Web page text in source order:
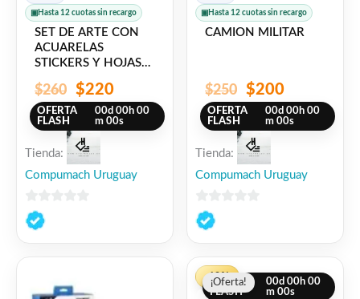
▣ Hasta 12 cuotas sin recargo
SET DE ARTE CON
ACUARELAS
STICKERS Y HOJAS
$260 $220
OFERTA
FLASH
00d 00h 00
m 00s
Tienda:
Compumach Uruguay
0
de
▣ Hasta 12 cuotas sin recargo
CAMION MILITAR
$250 $200
OFERTA
FLASH
00d 00h 00
m 00s
Tienda:
Compumach Uruguay
0
de
¡Oferta!
-13%
OFERTA
FLASH
00d00h00
m00s
¡Oferta!precioprecio